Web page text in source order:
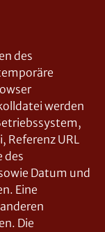
des
werden
Referenz URL
des
Datum und
Eine
Die